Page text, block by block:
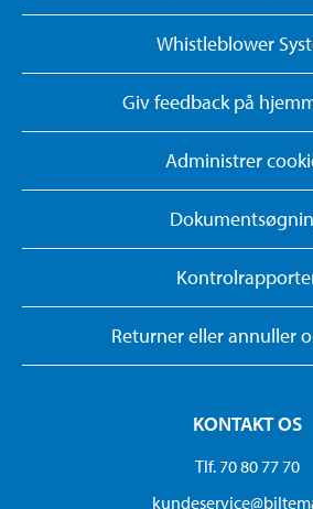
Whistleblower
Giv feedback på
Administrer
Returner eller annuller
KONTAKT OS
Tlf. 70 80 77 70